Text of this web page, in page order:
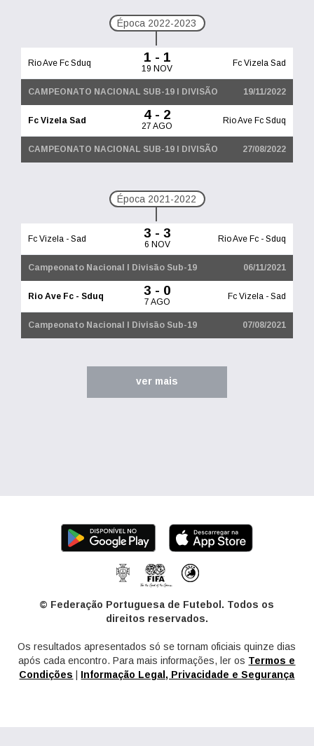
Época 2022-2023
Rio Ave Fc Sduq 1 - 1
19 NOV
Fc Vizela Sad
CAMPEONATO NACIONAL SUB-19 I DIVISÃO 19/11/2022
Fc Vizela Sad 4 - 2
27 AGO
Rio Ave Fc Sduq
CAMPEONATO NACIONAL SUB-19 I DIVISÃO 27/08/2022
Época 2021-2022
Fc Vizela - Sad 3 - 3
6 NOV
Rio Ave Fc - Sduq
Campeonato Nacional I Divisão Sub-19 06/11/2021
Rio Ave Fc - Sduq 3 - 0
7 AGO
Fc Vizela - Sad
Campeonato Nacional I Divisão Sub-19 07/08/2021
ver mais
© Federação Portuguesa de Futebol. Todos os
direitos reservados.
Os resultados apresentados só se tornam oficiais quinze dias
após cada encontro. Para mais informações, ler os Termos e
Condições
Informação Legal, Privacidade e Segurança